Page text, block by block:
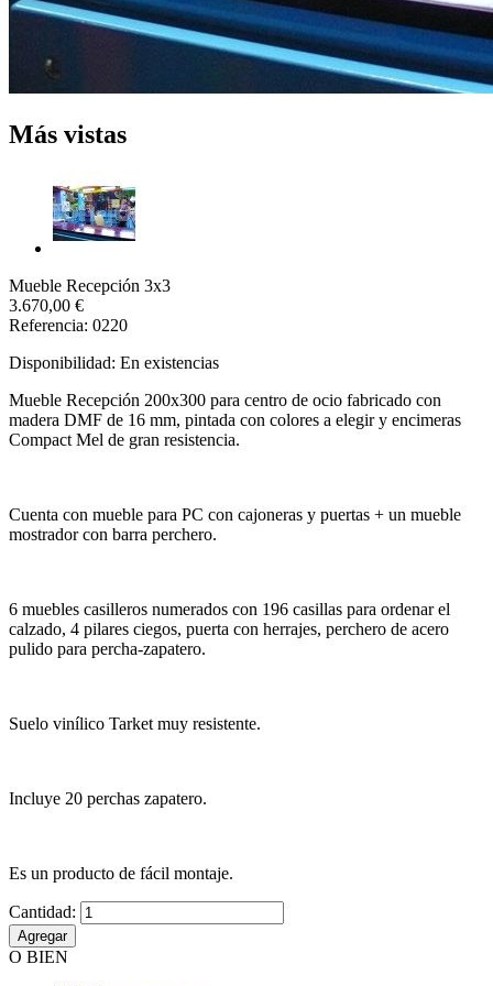
Más vistas
Mueble Recepción 3x3
3.670,00 €
Referencia: 0220
Disponibilidad: En existencias
Mueble Recepción 200x300 para centro de ocio fabricado con
madera DMF de 16 mm, pintada con colores a elegir y encimeras
Compact Mel de gran resistencia.
Cuenta con mueble para PC con cajoneras y puertas + un mueble
mostrador con barra perchero.
6 muebles casilleros numerados con 196 casillas para ordenar el
calzado, 4 pilares ciegos, puerta con herrajes, perchero de acero
pulido para percha-zapatero.
Suelo vinílico Tarket muy resistente.
Incluye 20 perchas zapatero.
Es un producto de fácil montaje.
Cantidad:
Agregar
O BIEN